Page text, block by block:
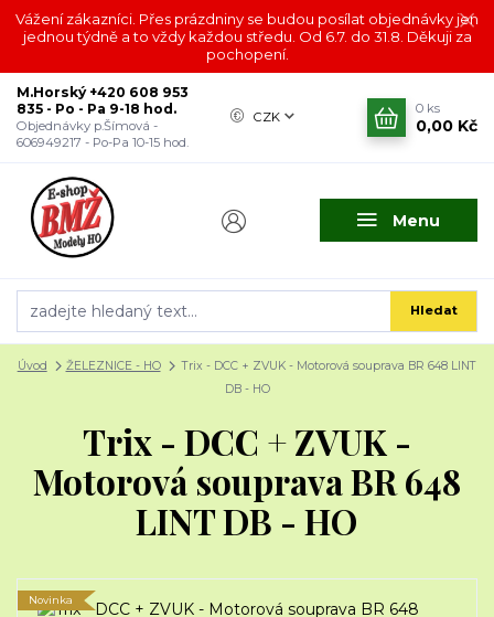
Vážení zákazníci. Přes prázdniny se budou posílat objednávky jen
jednou týdně a to vždy každou středu. Od 6.7. do 31.8. Děkuji za
pochopení.
Menu
CZK
Hledat
M.Horský +420 608 953
835 - Po - Pa 9-18 hod.
Objednávky p.Šímová -
606949217 - Po-Pa 10-15 hod.
0 ks
0,00 Kč
Úvod ŽELEZNICE - HO
Trix - DCC + ZVUK - Motorová souprava BR 648 LINT
DB - HO
Trix - DCC + ZVUK -
Motorová souprava BR 648
LINT DB - HO
Novinka